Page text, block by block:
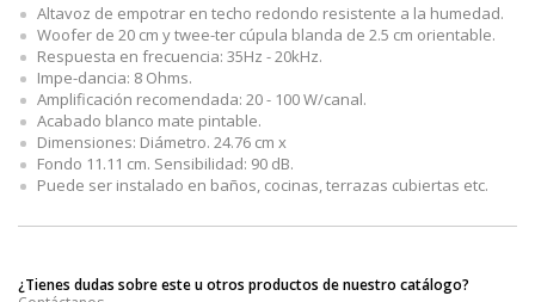
Altavoz de empotrar en techo redondo resistente a la humedad.
Woofer de 20 cm y twee-ter cúpula blanda de 2.5 cm orientable.
Respuesta en frecuencia: 35Hz - 20kHz.
Impe-dancia: 8 Ohms.
Amplificación recomendada: 20 - 100 W/canal.
Acabado blanco mate pintable.
Dimensiones: Diámetro. 24.76 cm x
Fondo 11.11 cm. Sensibilidad: 90 dB.
Puede ser instalado en baños, cocinas, terrazas cubiertas etc.
¿Tienes dudas sobre este u otros productos de nuestro catálogo?